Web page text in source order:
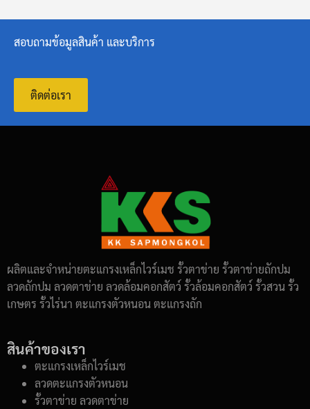
สอบถามข้อมูลสินค้า และบริการ
ติดต่อเรา
ผลิตและจำหน่ายตะแกรงเหล็กไวร์เมช รั้วตาข่าย รั้วตาข่ายถักปม
ลวดถักปม ลวดตาข่าย ลวดล้อมคอกสัตว์ รั้วล้อมคอกสัตว์ รั้วสวน รั้ว
เกษตร รั้วไร่นา ตะแกรงตัวหนอน ตะแกรงถัก
สินค้าของเรา
ตะแกรงเหล็กไวร์เมช
ลวดตะแกรงตัวหนอน
รั้วตาข่าย ลวดตาข่าย